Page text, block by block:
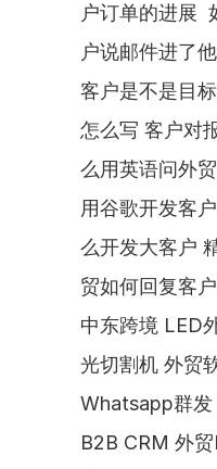
户订单的进展
户说邮件进了
客户是不是目
怎么写 客户对
么用英语问外
用谷歌开发客
么开发大客户
贸如何回复客
中东跨境 LED
光切割机 外贸
Whatsapp群发
B2B CRM 外